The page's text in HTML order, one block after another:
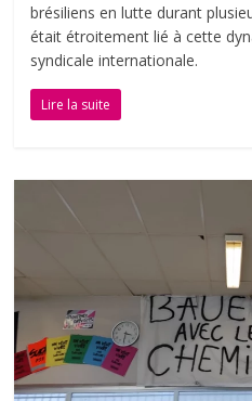
brésiliens en lutte durant
était étroitement lié à cette
syndicale internationale.
Lire la suite